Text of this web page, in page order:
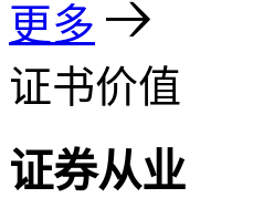
更多
证书价值
证券从业